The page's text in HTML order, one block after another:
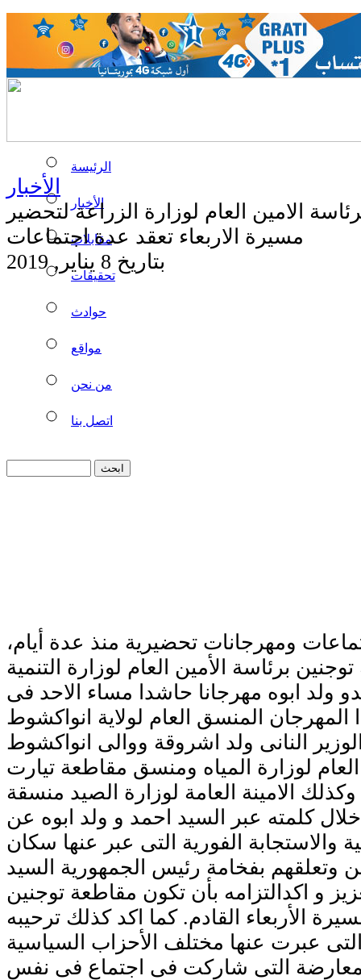
الرئيسة
الأخبار
مقابلات
تحقيقات
حوادث
مواقع
من نحن
اتصل بنا
الأخبار
الامين العام لوزارة الزراعة لتحضير
مسيرة الاربعاء تعقد عدة اجتماعات
بتاريخ 8 يناير, 2019
ومهرجانات تحضيرية منذ عدة أيام،
برئاسة الأمين العام لوزارة التنمية
ولد ابوه مهرجانا حاشدا مساء الاحد فى
المنسق العام لولاية انواكشوط
النانى ولد اشروقة ووالى انواكشوط
العام لوزارة المياه ومنسق مقاطعة تيارت
الامينة العامة لوزارة الصيد منسقة
كلمته عبر السيد احمد و ولد ابوه عن
والاستجابة الفورية التى عبر عنها سكان
وتعلقهم بفخامة رئيس الجمهورية السيد
و اكدالتزامه بأن تكون مقاطعة توجنين
الأربعاء القادم. كما اكد كذلك ترحيبه
عبرت عنها مختلف الأحزاب السياسية
التى شاركت فى اجتماع فى نفس